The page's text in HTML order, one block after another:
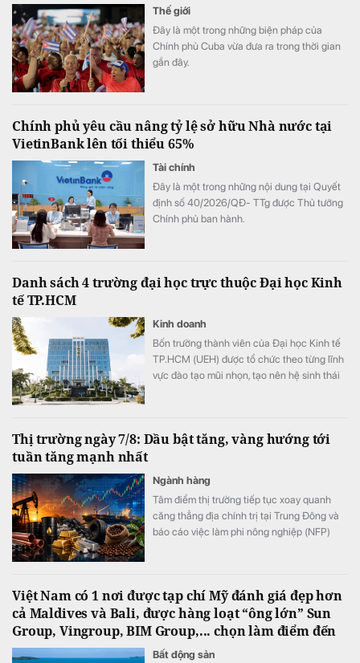
Thế giới
Đây là một trong những biện pháp của
Chính phủ Cuba vừa đưa ra trong thời gian
gần đây.
Chính phủ yêu cầu nâng tỷ lệ sở hữu Nhà nước tại
VietinBank lên tối thiểu 65%
Tài chính
Đây là một trong những nội dung tại Quyết
định số 40/2026/QĐ- TTg được Thủ tướng
Chính phủ ban hành.
Danh sách 4 trường đại học trực thuộc Đại học Kinh
tế TP.HCM
Kinh doanh
Bốn trường thành viên của Đại học Kinh tế
TP.HCM (UEH) được tổ chức theo từng lĩnh
vực đào tạo mũi nhọn, tạo nên hệ sinh thái
Thị trường ngày 7/8: Dầu bật tăng, vàng hướng tới
tuần tăng mạnh nhất
Ngành hàng
Tâm điểm thị trường tiếp tục xoay quanh
căng thẳng địa chính trị tại Trung Đông và
báo cáo việc làm phi nông nghiệp (NFP)
vàng tiếp tục đi lên và hướng tới tuần tăng
mạnh nhất kể từ tháng 1.
Việt Nam có 1 nơi được tạp chí Mỹ đánh giá đẹp hơn
cả Maldives và Bali, được hàng loạt “ông lớn” Sun
Group, Vingroup, BIM Group,... chọn làm điểm đến
Bất động sản